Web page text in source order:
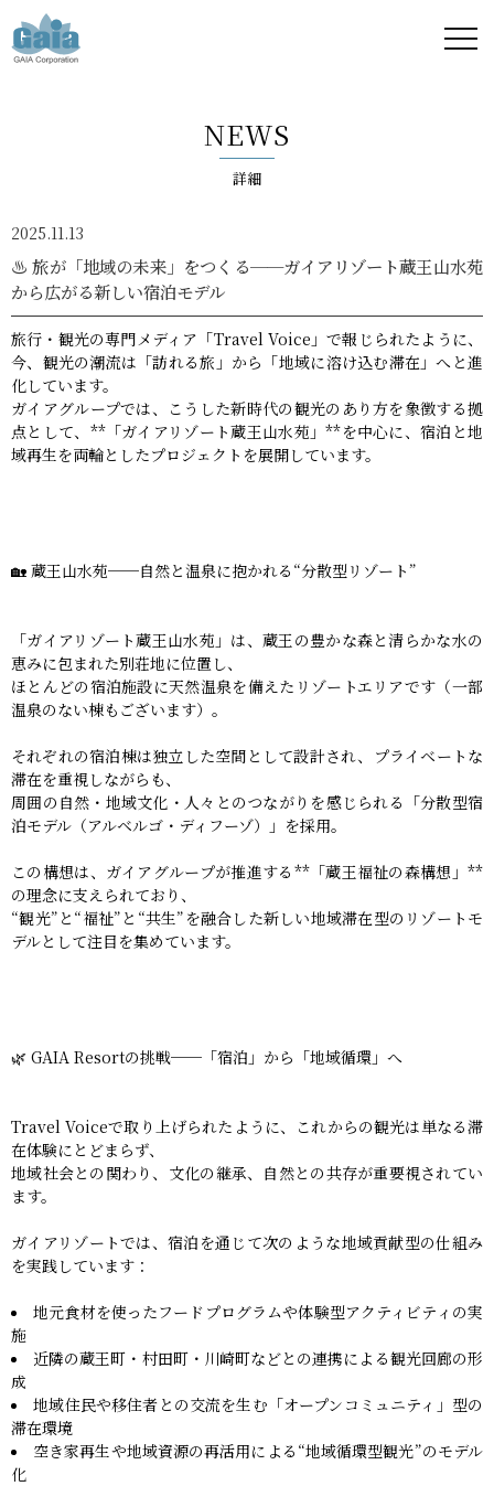
ア -
GAIA
Corporation
-
NEWS
詳細
2025.11.13
♨️ 旅が「地域の未来」をつくる──ガイアリゾート蔵王山水苑
から広がる新しい宿泊モデル
旅行・観光の専門メディア「Travel Voice」で報じられたように、
今、観光の潮流は「訪れる旅」から「地域に溶け込む滞在」へと進
化しています。
ガイアグループでは、こうした新時代の観光のあり方を象徴する拠
点として、**「ガイアリゾート蔵王山水苑」**を中心に、宿泊と地
域再生を両輪としたプロジェクトを展開しています。
🏡 蔵王山水苑──自然と温泉に抱かれる“分散型リゾート”
「ガイアリゾート蔵王山水苑」は、蔵王の豊かな森と清らかな水の
恵みに包まれた別荘地に位置し、
ほとんどの宿泊施設に天然温泉を備えたリゾートエリアです（一部
温泉のない棟もございます）。
それぞれの宿泊棟は独立した空間として設計され、プライベートな
滞在を重視しながらも、
周囲の自然・地域文化・人々とのつながりを感じられる「分散型宿
泊モデル（アルベルゴ・ディフーゾ）」を採用。
この構想は、ガイアグループが推進する**「蔵王福祉の森構想」**
の理念に支えられており、
“観光”と“福祉”と“共生”を融合した新しい地域滞在型のリゾートモ
デルとして注目を集めています。
🌿 GAIA Resortの挑戦──「宿泊」から「地域循環」へ
Travel Voiceで取り上げられたように、これからの観光は単なる滞
在体験にとどまらず、
地域社会との関わり、文化の継承、自然との共存が重要視されてい
ます。
ガイアリゾートでは、宿泊を通じて次のような地域貢献型の仕組み
を実践しています：
地元食材を使ったフードプログラムや体験型アクティビティの実
施
近隣の蔵王町・村田町・川崎町などとの連携による観光回廊の形
成
地域住民や移住者との交流を生む「オープンコミュニティ」型の
滞在環境
空き家再生や地域資源の再活用による“地域循環型観光”のモデル
化